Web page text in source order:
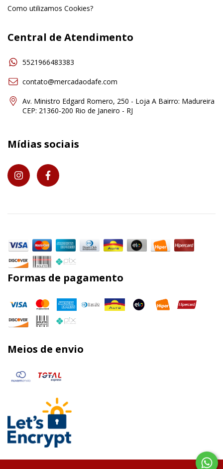
Como utilizamos Cookies?
Central de Atendimento
5521966483383
contato@mercadaodafe.com
Av. Ministro Edgard Romero, 250 - Loja A Bairro: Madureira
CEP: 21360-200 Rio de Janeiro - RJ
Mídias sociais
Formas de pagamento
Meios de envio